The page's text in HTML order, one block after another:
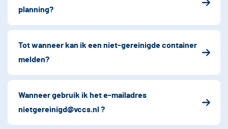
planning?
Tot wanneer kan ik een niet-gereinigde container
melden?
Wanneer gebruik ik het e-mailadres
nietgereinigd@vccs.nl ?